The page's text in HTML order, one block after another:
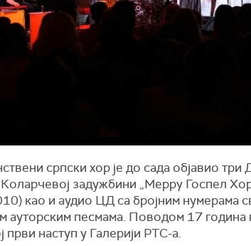
српски хор је до сада објавио
Коларчевој задужбини „Меррy Госпел
као и аудио ЦД са бројним нумерама
ауторским песмама. Поводом 17 година
први наступ у Галерији РТС-а.